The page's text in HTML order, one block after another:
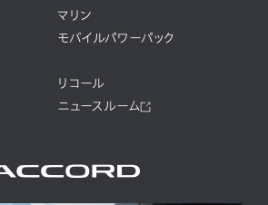
マリン
モバイルパワーパック
リコール
ニュースルーム